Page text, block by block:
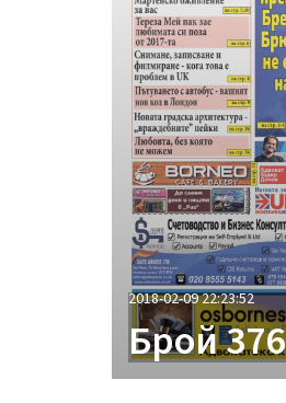
2018-02-09 22:23:52
Брой 376